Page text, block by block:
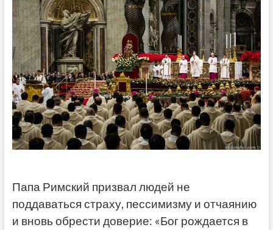
Папа Римский призвал людей не
поддаваться страху, пессимизму и отчаянию
и вновь обрести доверие: «Бог рождается в